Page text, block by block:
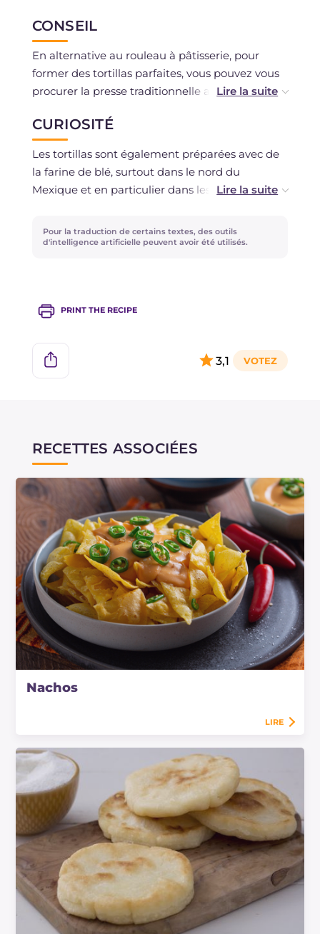
CONSEIL
En alternative au rouleau à pâtisserie, pour
former des tortillas parfaites, vous pouvez vous
procurer la presse traditionnelle appelée
métal reliés par une charnière qui, en se
refermant l'un sur l'autre, pressent la boule de
pâte placée entre eux (et entre deux feuilles de
plastique transparent), lui donnant la forme
typique ronde et plate de la tortilla.
CURIOSITÉ
Les tortillas sont également préparées avec de
la farine de blé, surtout dans le nord du
Mexique et en particulier dans les régions de
Pour la traduction de certains textes, des outils
d'intelligence artificielle peuvent avoir été utilisés.
PRINT THE RECIPE
3,1
RECETTES ASSOCIÉES
Nachos
LIRE